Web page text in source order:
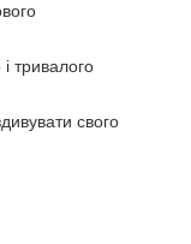
тривалого
свого